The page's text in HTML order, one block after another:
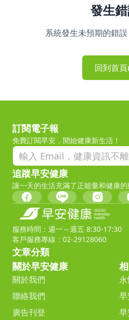
發生
系統發生未預期的錯誤
回到首頁
訂閱電子報
免費訂閱早安，開始健康新生活！
追蹤早安健康
讓一天的生活充滿了正能量和健康的
服務時間：週一～週五 8:30-17:30
客戶服務專線：02-29128060
文章分類
關於早安健康
關於我們
聯絡我們
廣告刊登